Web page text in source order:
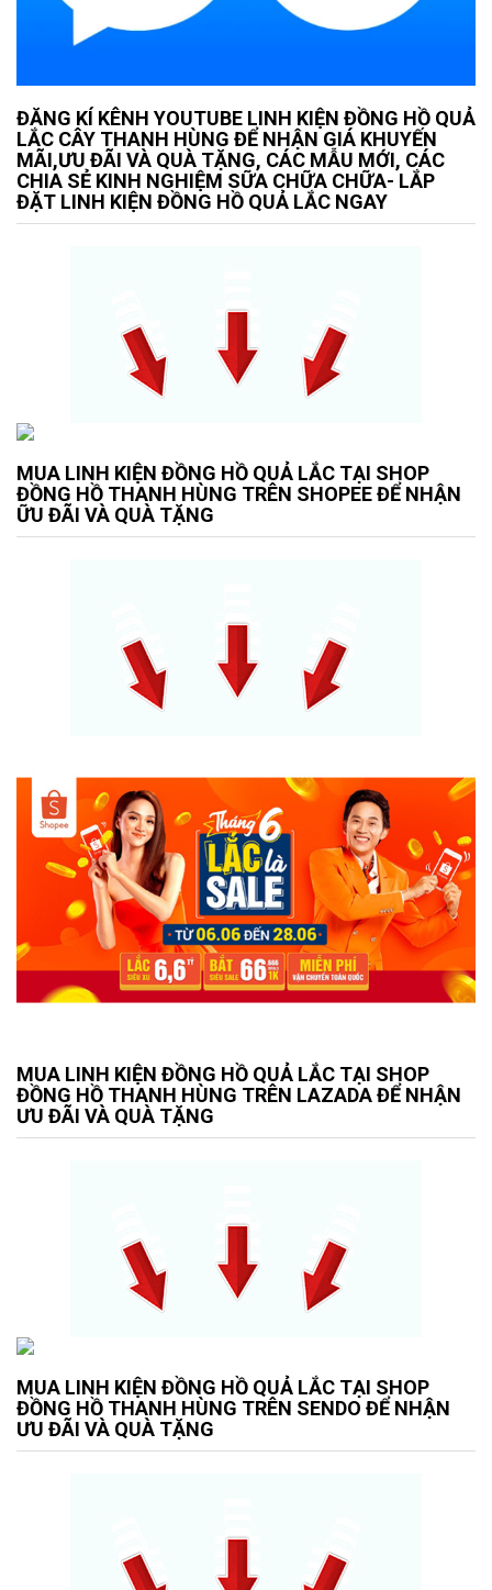
ĐĂNG KÍ KÊNH YOUTUBE LINH KIỆN ĐỒNG HỒ QUẢ
LẮC CÂY THANH HÙNG ĐỂ NHẬN GIÁ KHUYẾN
MÃI,ƯU ĐÃI VÀ QUÀ TẶNG, CÁC MẪU MỚI, CÁC
CHIA SẺ KINH NGHIỆM SỮA CHỮA CHỮA- LẮP
ĐẶT LINH KIỆN ĐỒNG HỒ QUẢ LẮC NGAY
MUA LINH KIỆN ĐỒNG HỒ QUẢ LẮC TẠI SHOP
ĐỒNG HỒ THANH HÙNG TRÊN SHOPEE ĐỂ NHẬN
ỮU ĐÃI VÀ QUÀ TẶNG
MUA LINH KIỆN ĐỒNG HỒ QUẢ LẮC TẠI SHOP
ĐỒNG HỒ THANH HÙNG TRÊN LAZADA ĐỂ NHẬN
ƯU ĐÃI VÀ QUÀ TẶNG
MUA LINH KIỆN ĐỒNG HỒ QUẢ LẮC TẠI SHOP
ĐỒNG HỒ THANH HÙNG TRÊN SENDO ĐỂ NHẬN
ƯU ĐÃI VÀ QUÀ TẶNG